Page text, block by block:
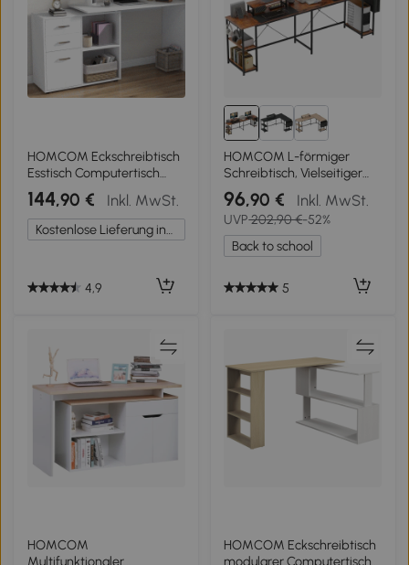
HOMCOM Eckschreibtisch
Esstisch Computertisch
Bürotisch
Winkelschreibtisch Regal L-
Form 117 x 83,5 x 76 cm, I-
Form 162 x 50 x 76 cm,
144,90 € Inkl. MwSt.
Kostenlose Lieferung innerhalb Deutschlands
4,9
HOMCOM L-förmiger
Schreibtisch, Vielseitiger
Bürotisch mit einstellbaren
Regalen und
Aufbewahrungstasche,
Monitorständer, Braun
96,90 € Inkl. MwSt.
UVP202,90 €-52%
Back to school
5
HOMCOM
Multifunktionaler
HOMCOM Eckschreibtisch
modularer Computertisch